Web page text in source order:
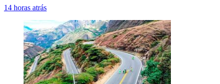
14 horas atrás